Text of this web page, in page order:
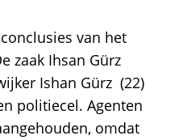
van het
zaak Ihsan Gürz
Ishan Gürz (22)
politiecel. Agenten
omdat